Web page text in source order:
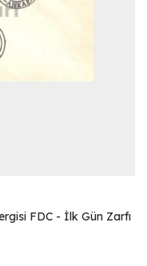
FDC - İlk Gün Zarfı